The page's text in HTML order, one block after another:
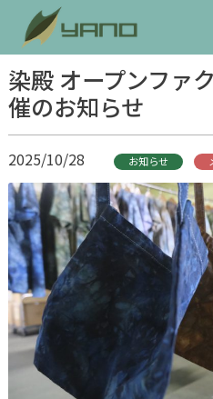
会社案内
経営理念・社長あいさつ
会社概要・沿革
アクセス
物流体制
環境への取り組み
SDGs宣言
矢野の歴史
プライバシーポリシー
お問い合わせ
染殿 オープンファ
催のお知らせ
2025/10/28 お知らせ